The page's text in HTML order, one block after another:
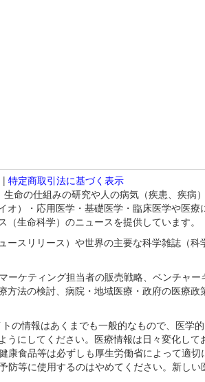
| 特定商取引法に基づく表示
命の仕組みの研究や人の病気（疾患、疾病
）・応用医学・基礎医学・臨床医学や医
生命科学）のニュースを提供しています。
スリリース）や世界の主要な科学雑誌（
ケティング担当者の販売戦略、ベンチャー
法の検討、病院・地域医療・政府の医療
の情報はあくまでも一般的なもので、医学
にしてください。医療情報は日々変化し
食品等は必ずしも厚生労働省によって適
等に使用するのはやめてください。新し